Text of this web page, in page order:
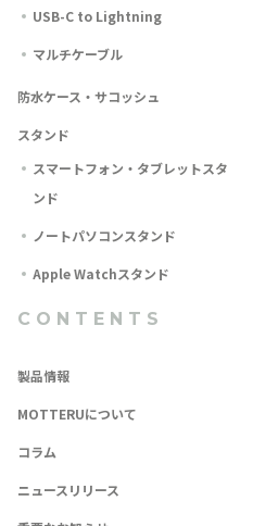
USB-C to Lightning
マルチケーブル
防水ケース・サコッシュ
スタンド
スマートフォン・タブレットスタ
ンド
ノートパソコンスタンド
Apple Watchスタンド
CONTENTS
製品情報
MOTTERUについて
コラム
ニュースリリース